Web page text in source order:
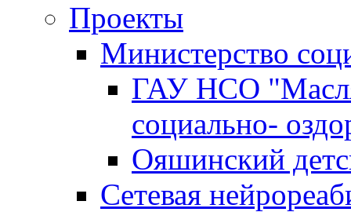
Проекты
Министерство
ГАУ НСО
социально-
Ояшинский
Сетевая